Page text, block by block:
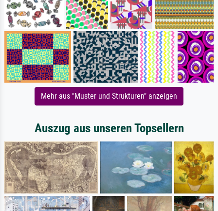
Mehr aus "Muster und Strukturen" anzeigen
Auszug aus unseren Topsellern